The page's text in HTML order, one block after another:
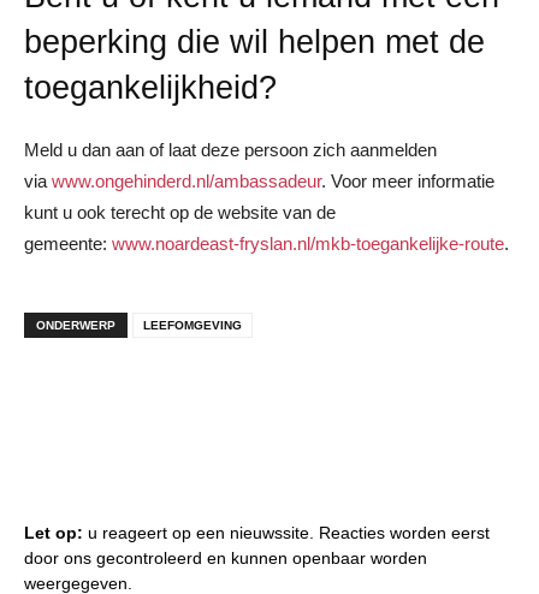
beperking die wil helpen met de
toegankelijkheid?
Meld u dan aan of laat deze persoon zich aanmelden
via www.ongehinderd.nl/ambassadeur. Voor meer informatie
kunt u ook terecht op de website van de
gemeente: www.noardeast-fryslan.nl/mkb-toegankelijke-route.
ONDERWERP LEEFOMGEVING
Let op: u reageert op een nieuwssite. Reacties worden eerst
door ons gecontroleerd en kunnen openbaar worden
weergegeven.